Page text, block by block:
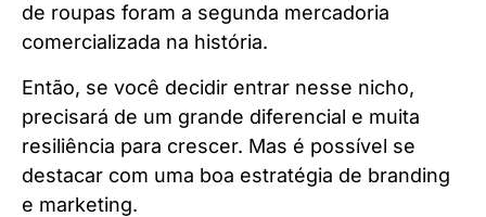
de roupas foram a segunda mercadoria
comercializada na história.
Então, se você decidir entrar nesse nicho,
precisará de um grande diferencial e muita
resiliência para crescer. Mas é possível se
destacar com uma boa estratégia de branding
e marketing.